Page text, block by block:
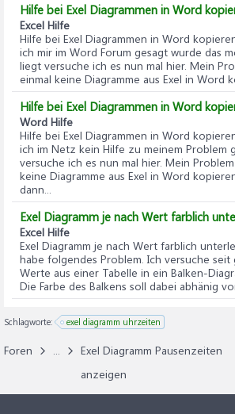
Hilfe bei Exel Diagrammen in Word
Excel Hilfe
Hilfe bei Exel Diagrammen in Word
ich mir im Word Forum gesagt wurde das
liegt versuche ich es nun mal hier. Mein
einmal keine Diagramme aus Exel in Word
Hilfe bei Exel Diagrammen in Word
Word Hilfe
Hilfe bei Exel Diagrammen in Word
ich im Netz kein Hilfe zu meinem Problem
versuche ich es nun mal hier. Mein
keine Diagramme aus Exel in Word
dann...
Exel Diagramm je nach Wert farblich
Excel Hilfe
Exel Diagramm je nach Wert farblich
habe folgendes Problem. Ich versuche
Werte aus einer Tabelle in ein Balken-
Die Farbe des Balkens soll dabei abhänig
Schlagworte: exel diagramm uhrzeiten
Foren
Exel Diagramm Pausenzeiten
anzeigen